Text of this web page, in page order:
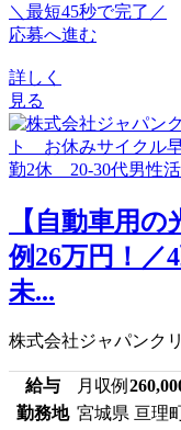
＼最短45秒で完了／
応募へ進む
詳しく
見る
【自動車用
例26万円！／
未...
株式会社ジャパンク
給与 月収例
勤務地 宮城県 亘理